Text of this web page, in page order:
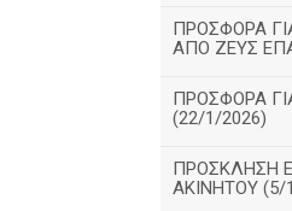
ΠΡΟΣΦΟΡΑ
ΑΠΟ ΖΕΥΣ
ΠΡΟΣΦΟΡΑ
(22/1/2026)
ΠΡΟΣΚΛΗΣΗ
ΑΚΙΝΗΤΟΥ (5/